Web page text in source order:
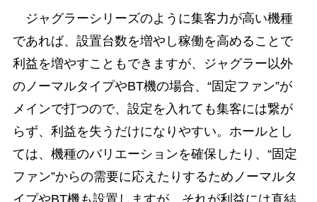
ジャグラーシリーズのように集客力が高い機種
であれば、設置台数を増やし稼働を高めることで
利益を増やすこともできますが、ジャグラー以外
のノーマルタイプやBT機の場合、“固定ファン”が
メインで打つので、設定を入れても集客には繋が
らず、利益を失うだけになりやすい。ホールとし
ては、機種のバリエーションを確保したり、“固定
ファン”からの需要に応えたりするためノーマルタ
イプやBT機も設置しますが、それが利益には直結